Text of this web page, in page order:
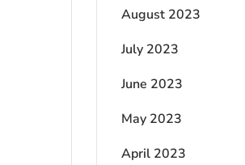
August 2023
July 2023
June 2023
May 2023
April 2023